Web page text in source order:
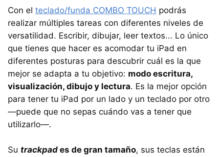
Con el teclado/funda COMBO TOUCH podrás
realizar múltiples tareas con diferentes niveles de
versatilidad. Escribir, dibujar, leer textos... Lo único
que tienes que hacer es acomodar tu iPad en
diferentes posturas para descubrir cuál es la que
mejor se adapta a tu objetivo: modo escritura,
visualización, dibujo y lectura. Es la mejor opción
para tener tu iPad por un lado y un teclado por otro
—puede que no sepas cuándo vas a tener que
utilizarlo—.
Su trackpad es de gran tamaño, sus teclas están